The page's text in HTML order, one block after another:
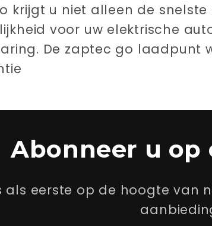
krijgt u niet alleen de
voor uw elektrische
De zaptec go laadpunt
Abonneer u op
als eerste op de hoogte van